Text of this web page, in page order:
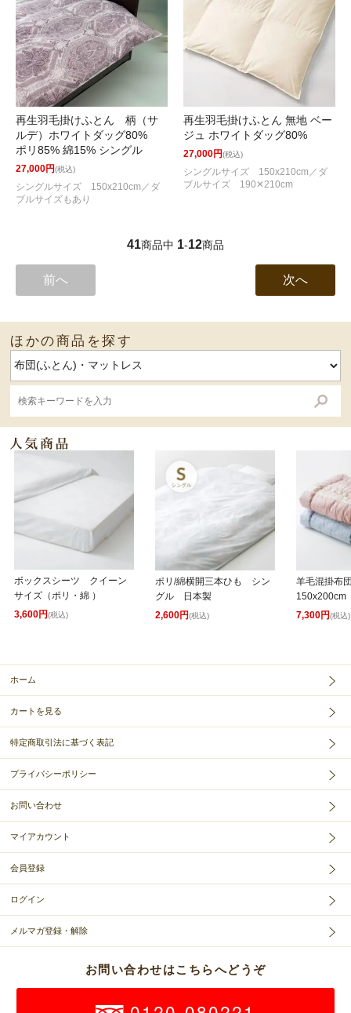
再生羽毛掛けふとん 柄（サ
ルデ）ホワイトダッグ80%
ポリ85% 綿15% シングル
27,000円(税込)
シングルサイズ 150x210cm／ダ
ブルサイズもあり
再生羽毛掛けふとん 無地 ベー
ジュ ホワイトダッグ80%
27,000円(税込)
シングルサイズ 150x210cm／ダ
ブルサイズ 190✕210cm
41商品中 1-12商品
前へ 次へ
ほかの商品を探す
ボックスシーツ クイーン
サイズ（ポリ・綿 ）
3,600円(税込)
ポリ/綿横開三本ひも シン
グル 日本製
2,600円(税込)
羊毛混掛布
150x200cm
7,300円(税込)
ホーム
カートを見る
特定商取引法に基づく表記
プライバシーポリシー
お問い合わせ
マイアカウント
会員登録
ログイン
メルマガ登録・解除
お問い合わせはこちらへどうぞ